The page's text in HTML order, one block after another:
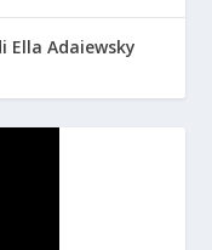
Ella Adaiewsky